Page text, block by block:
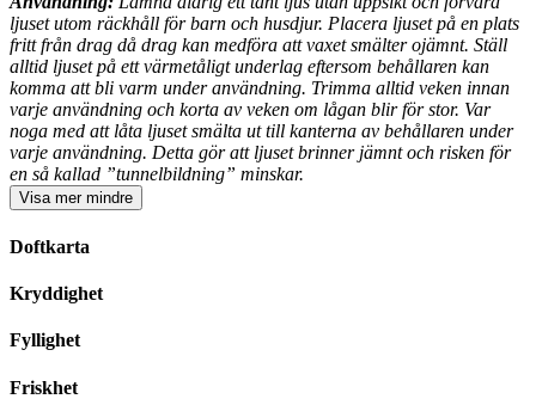
ljuset utom räckhåll för barn och husdjur. Placera ljuset på en plats
fritt från drag då drag kan medföra att vaxet smälter ojämnt. Ställ
alltid ljuset på ett värmetåligt underlag eftersom behållaren kan
komma att bli varm under användning. Trimma alltid veken innan
varje användning och korta av veken om lågan blir för stor. Var
noga med att låta ljuset smälta ut till kanterna av behållaren under
varje användning. Detta gör att ljuset brinner jämnt och risken för
en så kallad ”tunnelbildning” minskar.
Visa mer mindre
Doftkarta
Kryddighet
Fyllighet
Friskhet